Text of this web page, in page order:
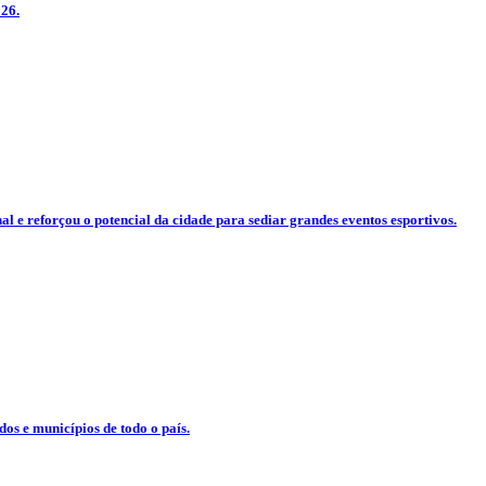
e reforçou o potencial da cidade para sediar grandes eventos esportivos.
e municípios de todo o país.